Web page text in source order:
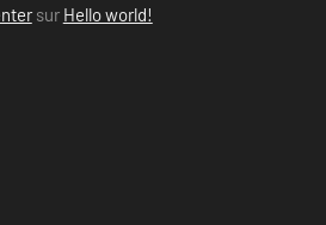
sur Hello world!